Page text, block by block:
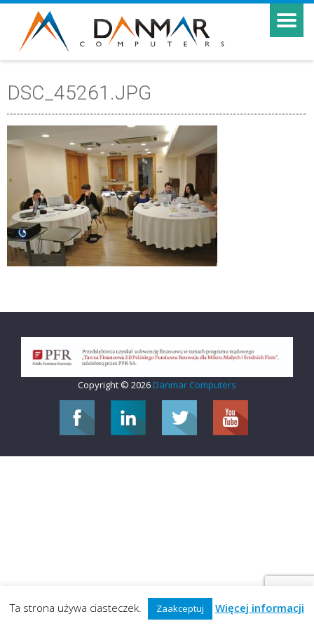
DSC_45261.JPG
Copyright © 2026 Danmar Computers
Ta strona używa ciasteczek. Zaakceptuj Więcej informacji